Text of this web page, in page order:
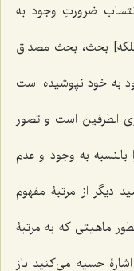
ضرورتِ وجود به
بحث، بحث مصداق
به خود نپوشیده است
الطرفین است و تصور
به وجود و عدم
دیگر از مرتبۀ مفهوم
ماهیتی که به مرتبۀ
حسیه می‌کنید باز